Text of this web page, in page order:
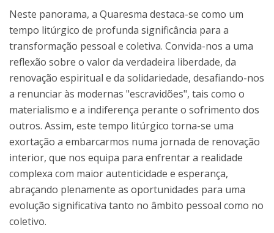
Neste panorama, a Quaresma destaca-se como um
tempo litúrgico de profunda significância para a
transformação pessoal e coletiva. Convida-nos a uma
reflexão sobre o valor da verdadeira liberdade, da
renovação espiritual e da solidariedade, desafiando-nos
a renunciar às modernas "escravidões", tais como o
materialismo e a indiferença perante o sofrimento dos
outros. Assim, este tempo litúrgico torna-se uma
exortação a embarcarmos numa jornada de renovação
interior, que nos equipa para enfrentar a realidade
complexa com maior autenticidade e esperança,
abraçando plenamente as oportunidades para uma
evolução significativa tanto no âmbito pessoal como no
coletivo.